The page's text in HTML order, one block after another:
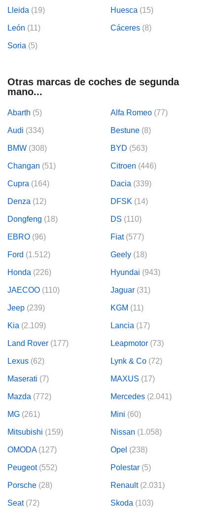
Lleida (19) Huesca (15)
León (11) Cáceres (8)
Soria (5)
Otras marcas de coches de segunda
mano...
Abarth (5) Alfa Romeo (77)
Audi (334) Bestune (8)
BMW (308) BYD (563)
Changan (51) Citroen (446)
Cupra (164) Dacia (339)
Denza (12) DFSK (14)
Dongfeng (18) DS (110)
EBRO (96) Fiat(577)
Ford (1.512) Geely (18)
Honda (226) Hyundai (943)
JAECOO (110) Jaguar (31)
Jeep (239) KGM (11)
Kia (2.109) Lancia (17)
Land Rover (177) Leapmotor (73)
Lexus (62) Lynk & Co (72)
Maserati (7) MAXUS (17)
Mazda (772) Mercedes (2.041)
MG (261) Mini (60)
Mitsubishi (159) Nissan (1.058)
OMODA(127) Opel (238)
Peugeot(552) Polestar (5)
Porsche (28) Renault(2.031)
Seat(72) Skoda (103)